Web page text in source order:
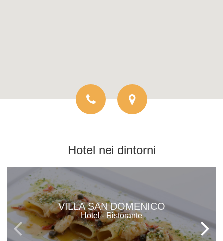
Hotel nei dintorni
VILLA SAN DOMENICO
Hotel - Ristorante